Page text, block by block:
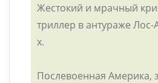
Жестокий и мрачный
триллер в антураже
х.
Послевоенная Америка,